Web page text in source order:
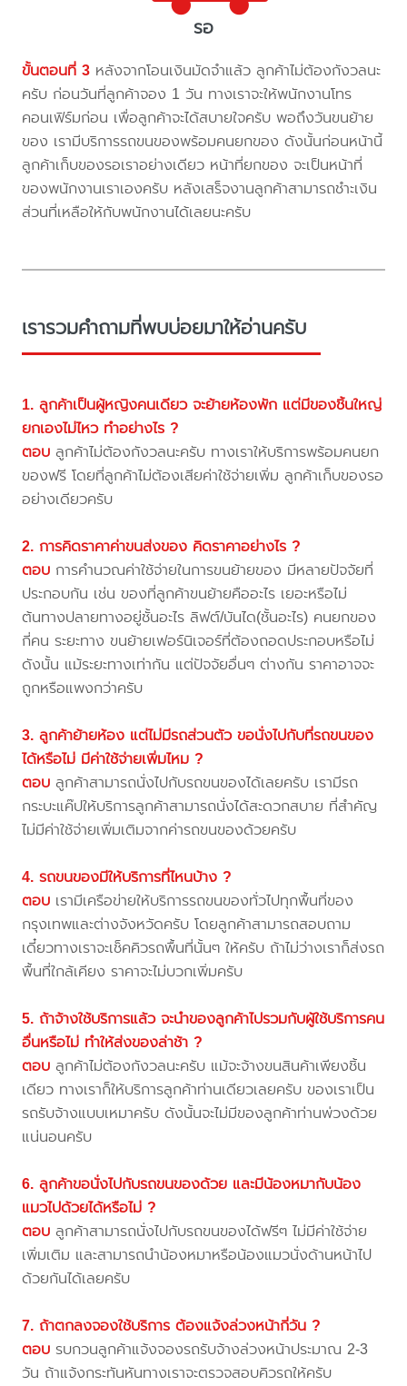
รอ
ขั้นตอนที่ 3 หลังจากโอนเงินมัดจำแล้ว ลูกค้าไม่ต้องกังวลนะ
ครับ ก่อนวันที่ลูกค้าจอง 1 วัน ทางเราจะให้พนักงานโทร
คอนเฟิร์มก่อน เพื่อลูกค้าจะได้สบายใจครับ พอถึงวันขนย้าย
ของ เรามีบริการรถขนของพร้อมคนยกของ ดังนั้นก่อนหน้านี้
ลูกค้าเก็บของรอเราอย่างเดียว หน้าที่ยกของ จะเป็นหน้าที่
ของพนักงานเราเองครับ หลังเสร็จงานลูกค้าสามารถชำะเงิน
ส่วนที่เหลือให้กับพนักงานได้เลยนะครับ
เรารวมคำถามที่พบบ่อยมาให้อ่านครับ
1. ลูกค้าเป็นผู้หญิงคนเดียว จะย้ายห้องพัก แต่มีของชิ้นใหญ่
ยกเองไม่ไหว ทำอย่างไร ?
ตอบ ลูกค้าไม่ต้องกังวลนะครับ ทางเราให้บริการพร้อมคนยก
ของฟรี โดยที่ลูกค้าไม่ต้องเสียค่าใช้จ่ายเพิ่ม ลูกค้าเก็บของรอ
อย่างเดียวครับ
2. การคิดราคาค่าขนส่งของ คิดราคาอย่างไร ?
ตอบ การคำนวณค่าใช้จ่ายในการขนย้ายของ มีหลายปัจจัยที่
ประกอบกัน เช่น ของที่ลูกค้าขนย้ายคืออะไร เยอะหรือไม่
ต้นทางปลายทางอยู่ชั้นอะไร ลิฟต์/บันได(ชั้นอะไร) คนยกของ
กี่คน ระยะทาง ขนย้ายเฟอร์นิเจอร์ที่ต้องถอดประกอบหรือไม่
ดังนั้น แม้ระยะทางเท่ากัน แต่ปัจจัยอื่นๆ ต่างกัน ราคาอาจจะ
ถูกหรือแพงกว่าครับ
3. ลูกค้าย้ายห้อง แต่ไม่มีรถส่วนตัว ขอนั่งไปกับที่รถขนของ
ได้หรือไม่ มีค่าใช้จ่ายเพิ่มไหม ?
ตอบ ลูกค้าสามารถนั่งไปกับรถขนของได้เลยครับ เรามีรถ
กระบะแค๊ปให้บริการลูกค้าสามารถนั่งได้สะดวกสบาย ที่สำคัญ
ไม่มีค่าใช้จ่ายเพิ่มเติมจากค่ารถขนของด้วยครับ
4. รถขนของมีให้บริการที่ไหนบ้าง ?
ตอบ เรามีเครือข่ายให้บริการรถขนของทั่วไปทุกพื้นที่ของ
กรุงเทพและต่างจังหวัดครับ โดยลูกค้าสามารถสอบถาม
เดี๋ยวทางเราจะเช็คคิวรถพื้นที่นั้นๆ ให้ครับ ถ้าไม่ว่างเราก็ส่งรถ
พื้นที่ใกล้เคียง ราคาจะไม่บวกเพิ่มครับ
5. ถ้าจ้างใช้บริการแล้ว จะนำของลูกค้าไปรวมกับผู้ใช้บริการคน
อื่นหรือไม่ ทำให้ส่งของล่าช้า ?
ตอบ ลูกค้าไม่ต้องกังวลนะครับ แม้จะจ้างขนสินค้าเพียงชิ้น
เดียว ทางเราก็ให้บริการลูกค้าท่านเดียวเลยครับ ของเราเป็น
รถรับจ้างแบบเหมาครับ ดังนั้นจะไม่มีของลูกค้าท่านพ่วงด้วย
แน่นอนครับ
6. ลูกค้าขอนั่งไปกับรถขนของด้วย และมีน้องหมากับน้อง
แมวไปด้วยได้หรือไม่ ?
ตอบ ลูกค้าสามารถนั่งไปกับรถขนของได้ฟรีๆ ไม่มีค่าใช้จ่าย
เพิ่มเติม และสามารถนำน้องหมาหรือน้องแมวนั่งด้านหน้าไป
ด้วยกันได้เลยครับ
7. ถ้าตกลงจองใช้บริการ ต้องแจ้งล่วงหน้ากี่วัน ?
ตอบ รบกวนลูกค้าแจ้งจองรถรับจ้างล่วงหน้าประมาณ 2-3
วัน ถ้าแจ้งกระทันหันทางเราจะตรวจสอบคิวรถให้ครับ